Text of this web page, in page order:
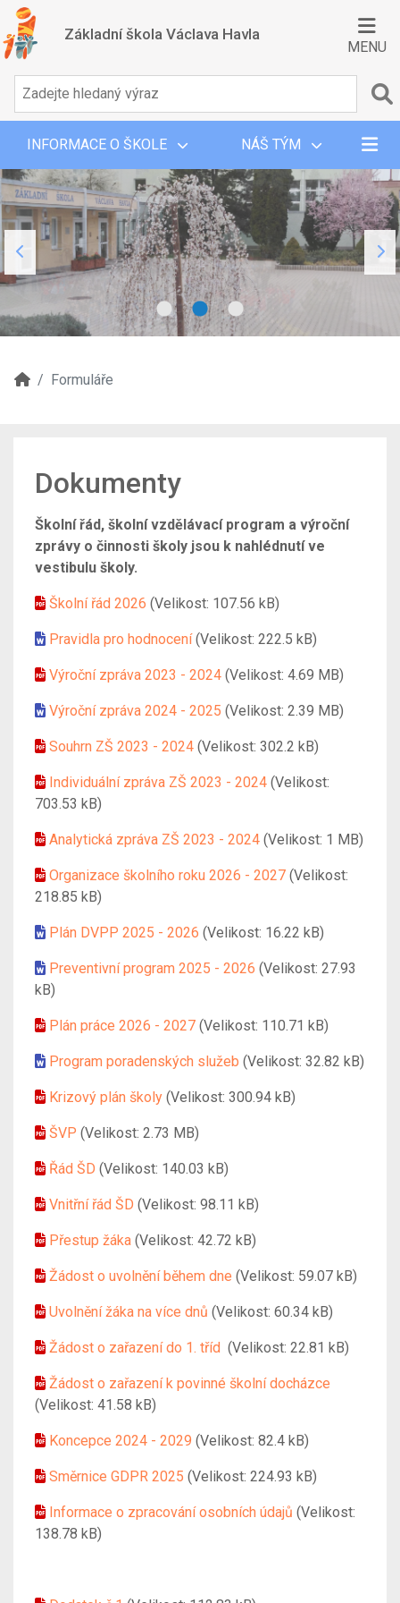
Základní škola Václava Havla
MENU
INFORMACE O ŠKOLE NÁŠ TÝM
Formuláře
Dokumenty
Školní řád, školní vzdělávací program a výroční
zprávy o činnosti školy jsou k nahlédnutí ve
vestibulu školy.
Školní řád 2026 (Velikost: 107.56 kB)
Pravidla pro hodnocení (Velikost: 222.5 kB)
Výroční zpráva 2023 - 2024 (Velikost: 4.69 MB)
Výroční zpráva 2024 - 2025 (Velikost: 2.39 MB)
Souhrn ZŠ 2023 - 2024 (Velikost: 302.2 kB)
Individuální zpráva ZŠ 2023 - 2024 (Velikost:
703.53 kB)
Analytická zpráva ZŠ 2023 - 2024 (Velikost: 1 MB)
Organizace školního roku 2026 - 2027 (Velikost:
218.85 kB)
Plán DVPP 2025 - 2026 (Velikost: 16.22 kB)
Preventivní program 2025 - 2026 (Velikost: 27.93
kB)
Plán práce 2026 - 2027 (Velikost: 110.71 kB)
Program poradenských služeb (Velikost: 32.82 kB)
Krizový plán školy (Velikost: 300.94 kB)
ŠVP (Velikost: 2.73 MB)
Řád ŠD (Velikost: 140.03 kB)
Vnitřní řád ŠD (Velikost: 98.11 kB)
Přestup žáka (Velikost: 42.72 kB)
Žádost o uvolnění během dne (Velikost: 59.07 kB)
Uvolnění žáka na více dnů (Velikost: 60.34 kB)
Žádost o zařazení do 1. tříd (Velikost: 22.81 kB)
Žádost o zařazení k povinné školní docházce
(Velikost: 41.58 kB)
Koncepce 2024 - 2029 (Velikost: 82.4 kB)
Směrnice GDPR 2025 (Velikost: 224.93 kB)
Informace o zpracování osobních údajů (Velikost:
138.78 kB)